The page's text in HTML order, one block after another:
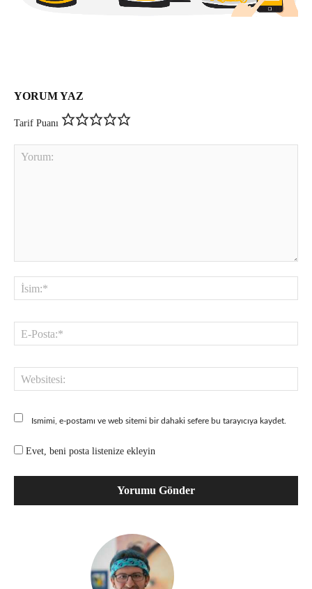
YORUM YAZ
Tarif Puanı
Ismimi, e-postamı ve web sitemi bir dahaki sefere bu tarayıcıya kaydet.
Evet, beni posta listenize ekleyin